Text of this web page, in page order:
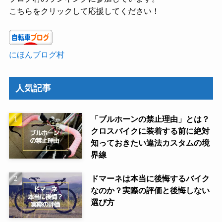
こちらをクリックして応援してください！
にほんブログ村
人気記事
「ブルホーンの禁止理由」とは？
クロスバイクに装着する前に絶対
知っておきたい違法カスタムの境
界線
ドマーネは本当に後悔するバイク
なのか？実際の評価と後悔しない
選び方